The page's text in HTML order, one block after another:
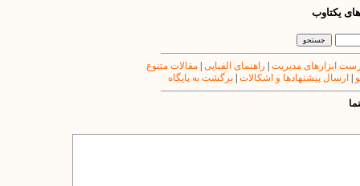
یکتاوب
ابزارهای مدیریت راهنمای الفبایی |مقالات متنوع
ارسال پیشنهادها و اشکالات برگشت به پایگاه